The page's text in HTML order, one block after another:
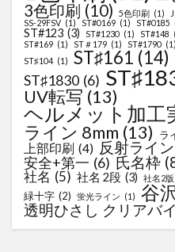
3色印刷 (10) 5色印刷 (1)
SS-29FSV (1) ST#0169 (1) ST#0185
ST#123 (3) ST#1230 (1) ST#148
ST#169 (1) ST＃179 (1) ST#1790 (1)
ST♯104 (1) ST♯161 (14)
ST♯1830 (6)
UV転写 (13)
ヘルメット加工
ライン 8mm (13) ラ
上部印刷 (4) 反射ライン
安全+第一 (6) 氏名枠
社名 (5) 社名 2段 (3) 社名2版
緑十字 (2) 蛍光ライン (1) 谷
透明ひさし クリアバ